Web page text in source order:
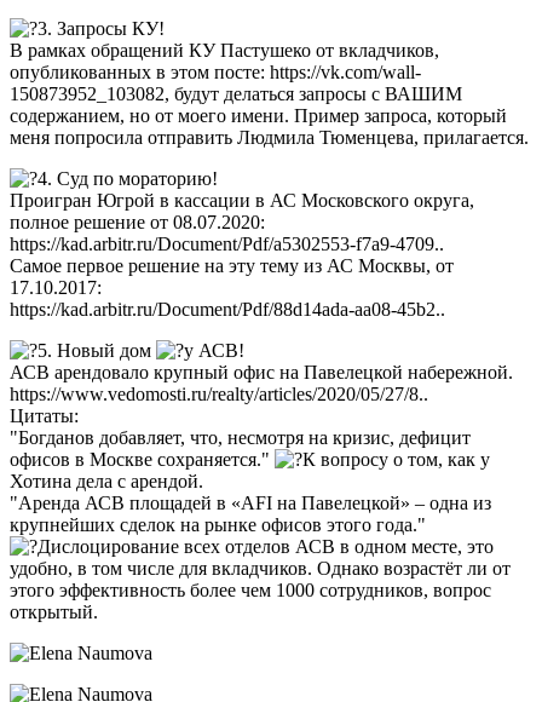
3. Запросы КУ!
В рамках обращений КУ Пастушеко от вкладчиков,
опубликованных в этом посте: https://vk.com/wall-
150873952_103082, будут делаться запросы с ВАШИМ
содержанием, но от моего имени. Пример запроса, который
меня попросила отправить Людмила Тюменцева, прилагается.
4. Суд по мораторию!
Проигран Югрой в кассации в АС Московского округа,
полное решение от 08.07.2020:
https://kad.arbitr.ru/Document/Pdf/a5302553-f7a9-4709..
Самое первое решение на эту тему из АС Москвы, от
17.10.2017:
https://kad.arbitr.ru/Document/Pdf/88d14ada-aa08-45b2..
5. Новый дом
у АСВ!
АСВ арендовало крупный офис на Павелецкой набережной.
https://www.vedomosti.ru/realty/articles/2020/05/27/8..
Цитаты:
"Богданов добавляет, что, несмотря на кризис, дефицит
офисов в Москве сохраняется."
К вопросу о том, как у
Хотина дела с арендой.
"Аренда АСВ площадей в «AFI на Павелецкой» – одна из
крупнейших сделок на рынке офисов этого года."
Дислоцирование всех отделов АСВ в одном месте, это
удобно, в том числе для вкладчиков. Однако возрастёт ли от
этого эффективность более чем 1000 сотрудников, вопрос
открытый.